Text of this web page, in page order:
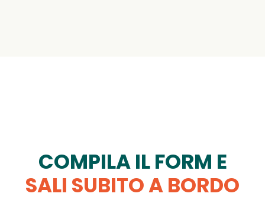
COMPILA IL FORM E
SALI SUBITO A BORDO